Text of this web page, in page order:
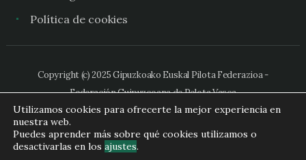
Política de cookies
Copyright (c) 2025 Gipuzkoako Euskal Pilota Federazioa -
Federación Guipuzcoana de Pelota Vasca
Utilizamos cookies para ofrecerte la mejor experiencia en
nuestra web.
Puedes aprender más sobre qué cookies utilizamos o
desactivarlas en los ajustes.